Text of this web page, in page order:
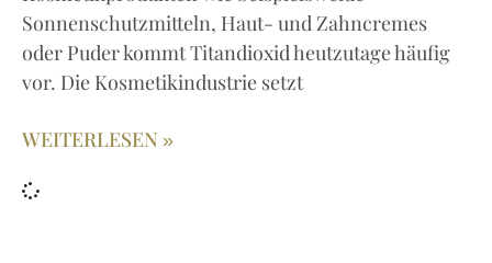
Sonnenschutzmitteln, Haut- und Zahncremes
oder Puder kommt Titandioxid heutzutage häufig
vor. Die Kosmetikindustrie setzt
WEITERLESEN »